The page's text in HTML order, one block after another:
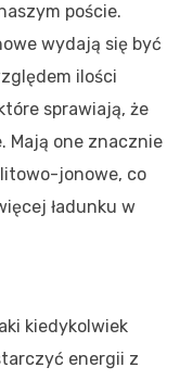
poście.
wydają się być
ilości
sprawiają, że
Mają one znacznie
jonowe, co
ładunku w
kiedykolwiek
energii z